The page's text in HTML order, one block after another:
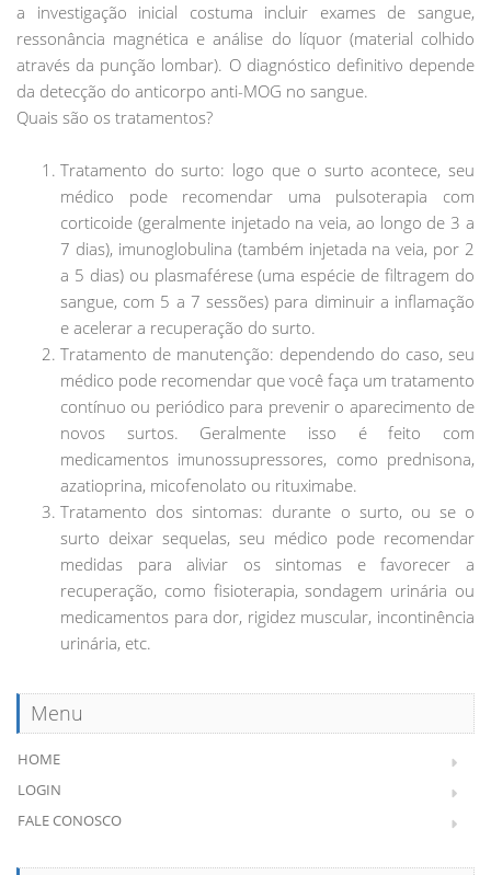
a investigação inicial costuma incluir exames de sangue,
ressonância magnética e análise do líquor (material colhido
através da punção lombar). O diagnóstico definitivo depende
da detecção do anticorpo anti-MOG no sangue.
Quais são os tratamentos?
Tratamento do surto: logo que o surto acontece, seu
médico pode recomendar uma pulsoterapia com
corticoide (geralmente injetado na veia, ao longo de 3 a
7 dias), imunoglobulina (também injetada na veia, por 2
a 5 dias) ou plasmaférese (uma espécie de filtragem do
sangue, com 5 a 7 sessões) para diminuir a inflamação
e acelerar a recuperação do surto.
Tratamento de manutenção: dependendo do caso, seu
médico pode recomendar que você faça um tratamento
contínuo ou periódico para prevenir o aparecimento de
novos surtos. Geralmente isso é feito com
medicamentos imunossupressores, como prednisona,
azatioprina, micofenolato ou rituximabe.
Tratamento dos sintomas: durante o surto, ou se o
surto deixar sequelas, seu médico pode recomendar
medidas para aliviar os sintomas e favorecer a
recuperação, como fisioterapia, sondagem urinária ou
medicamentos para dor, rigidez muscular, incontinência
urinária, etc.
Menu
HOME
LOGIN
FALE CONOSCO